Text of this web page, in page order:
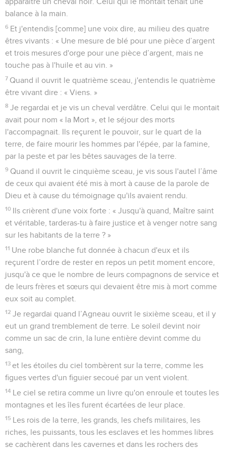
balance à la main.
6 Et j'entendis [comme] une voix dire, au milieu des quatre
êtres vivants : « Une mesure de blé pour une pièce d’argent
et trois mesures d'orge pour une pièce d’argent, mais ne
touche pas à l'huile et au vin. »
7 Quand il ouvrit le quatrième sceau, j'entendis le quatrième
être vivant dire : « Viens. »
8 Je regardai et je vis un cheval verdâtre. Celui qui le montait
avait pour nom « la Mort », et le séjour des morts
l'accompagnait. Ils reçurent le pouvoir, sur le quart de la
terre, de faire mourir les hommes par l'épée, par la famine,
par la peste et par les bêtes sauvages de la terre.
9 Quand il ouvrit le cinquième sceau, je vis sous l'autel l’âme
de ceux qui avaient été mis à mort à cause de la parole de
Dieu et à cause du témoignage qu'ils avaient rendu.
10 Ils crièrent d'une voix forte : « Jusqu'à quand, Maître saint
et véritable, tarderas-tu à faire justice et à venger notre sang
sur les habitants de la terre ? »
11 Une robe blanche fut donnée à chacun d'eux et ils
reçurent l’ordre de rester en repos un petit moment encore,
jusqu'à ce que le nombre de leurs compagnons de service et
de leurs frères et sœurs qui devaient être mis à mort comme
eux soit au complet.
12 Je regardai quand l’Agneau ouvrit le sixième sceau, et il y
eut un grand tremblement de terre. Le soleil devint noir
comme un sac de crin, la lune entière devint comme du
sang,
13 et les étoiles du ciel tombèrent sur la terre, comme les
figues vertes d'un figuier secoué par un vent violent.
14 Le ciel se retira comme un livre qu'on enroule et toutes les
montagnes et les îles furent écartées de leur place.
15 Les rois de la terre, les grands, les chefs militaires, les
riches, les puissants, tous les esclaves et les hommes libres
se cachèrent dans les cavernes et dans les rochers des